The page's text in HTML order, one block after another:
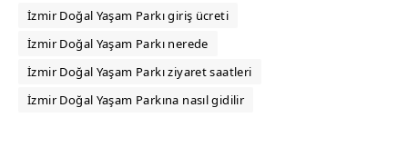
İzmir Doğal Yaşam Parkı giriş ücreti
İzmir Doğal Yaşam Parkı nerede
İzmir Doğal Yaşam Parkı ziyaret saatleri
İzmir Doğal Yaşam Parkına nasıl gidilir